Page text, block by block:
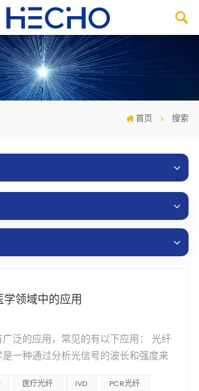
首页 搜索
领域中的应用
泛的应用，常见的有以下应用： 光纤
一种通过分析光信号的波长和强度来
医疗光纤 IVD
PCR光纤